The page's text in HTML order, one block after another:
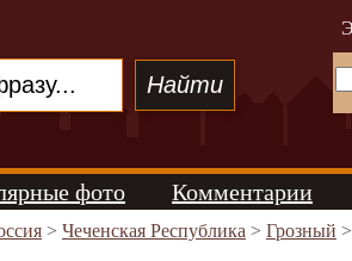
фото Комментарии
> Чеченская Республика > Грозный